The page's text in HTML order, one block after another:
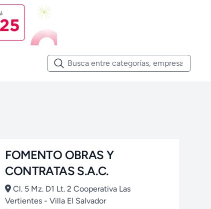
FOMENTO OBRAS Y
CONTRATAS S.A.C.
Cl. 5 Mz. D1 Lt. 2 Cooperativa Las
Vertientes - Villa El Salvador